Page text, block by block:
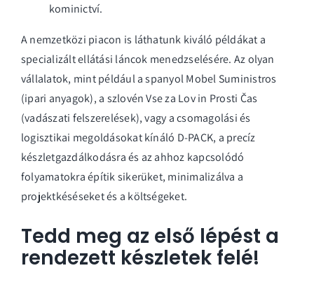
kominictví.
A nemzetközi piacon is láthatunk kiváló példákat a
specializált ellátási láncok menedzselésére. Az olyan
vállalatok, mint például a spanyolMobel Suministros
(ipari anyagok), a szlovénVse za Lov in Prosti Čas
(vadászati felszerelések), vagy a csomagolási és
logisztikai megoldásokat kínáló D-PACK, a precíz
készletgazdálkodásra és az ahhoz kapcsolódó
folyamatokra építik sikerüket, minimalizálva a
projektkéséseket és a költségeket.
Tedd meg az első lépést a
rendezett készletek felé!